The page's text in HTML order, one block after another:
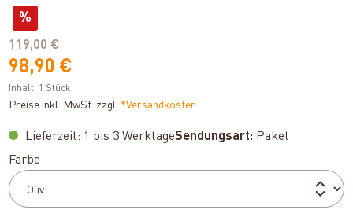
%
119,00 €
98,90 €
Inhalt: 1 Stück
Preise inkl. MwSt. zzgl. *Versandkosten
Lieferzeit: 1 bis 3 WerktageSendungsart: Paket
Farbe